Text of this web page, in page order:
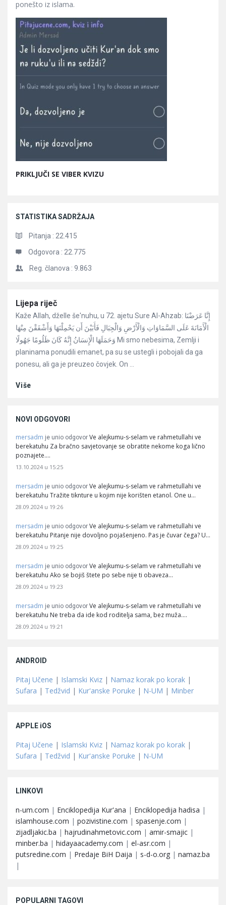
ponešto iz islama.
PRIKLJUČI SE VIBER KVIZU
STATISTIKA SADRŽAJA
Pitanja : 22.415
Odgovora : 22.775
Reg. članova : 9.863
Članci
Lijepa riječ
Kaže Allah, dželle še'nuhu, u 72. ajetu Sure Al-Ahzab: إِنَّا عَرَضْنَا
الْأَمَانَةَ عَلَى السَّمَاوَاتِ وَالْأَرْضِ وَالْجِبَالِ فَأَبَيْنَ أَن يَحْمِلْنَهَا وَأَشْفَقْنَ مِنْهَا
وَحَمَلَهَا الْإِنسَانُ إِنَّهُ كَانَ ظَلُومًا جَهُولًا Mi smo nebesima, Zemlji i
planinama ponudili emanet, pa su se ustegli i pobojali da ga
ponesu, ali ga je preuzeo čovjek. On ...
Više
NOVI ODGOVORI
mersadm je unio odgovor Ve alejkumu-s-selam ve rahmetullahi ve
berekatuhu Za bračno savjetovanje se obratite nekome koga lično
poznajete.…
13.10.2024 u 15:25
mersadm je unio odgovor Ve alejkumu-s-selam ve rahmetullahi ve
berekatuhu Tražite tiknture u kojim nije korišten etanol. One u…
28.09.2024 u 19:26
mersadm je unio odgovor Ve alejkumu-s-selam ve rahmetullahi ve
berekatuhu Pitanje nije dovoljno pojašenjeno. Pas je čuvar čega? U…
28.09.2024 u 19:25
mersadm je unio odgovor Ve alejkumu-s-selam ve rahmetullahi ve
berekatuhu Ako se bojiš štete po sebe nije ti obaveza…
28.09.2024 u 19:23
mersadm je unio odgovor Ve alejkumu-s-selam ve rahmetullahi ve
berekatuhu Ne treba da ide kod roditelja sama, bez muža.…
28.09.2024 u 19:21
ANDROID
Pitaj Učene | Islamski Kviz | Namaz korak po korak |
Sufara | Tedžvid | Kur'anske Poruke | N-UM | Minber
APPLE iOS
Pitaj Učene | Islamski Kviz | Namaz korak po korak |
Sufara | Tedžvid | Kur'anske Poruke | N-UM
LINKOVI
n-um.com | Enciklopedija Kur'ana | Enciklopedija hadisa |
islamhouse.com | pozivistine.com | spasenje.com |
zijadljakic.ba | hajrudinahmetovic.com | amir-smajic |
minber.ba | hidayaacademy.com | el-asr.com |
putsredine.com | Predaje BiH Daija | s-d-o.org | namaz.ba
|
POPULARNI TAGOVI